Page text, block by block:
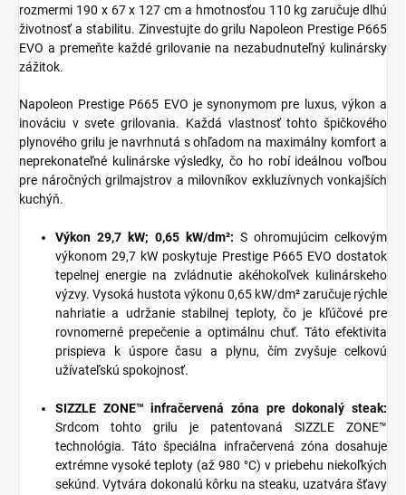
rozmermi 190 x 67 x 127 cm a hmotnosťou 110 kg zaručuje dlhú
životnosť a stabilitu. Zinvestujte do grilu Napoleon Prestige P665
EVO a premeňte každé grilovanie na nezabudnuteľný kulinársky
zážitok.
Napoleon Prestige P665 EVO je synonymom pre luxus, výkon a
inováciu v svete grilovania. Každá vlastnosť tohto špičkového
plynového grilu je navrhnutá s ohľadom na maximálny komfort a
neprekonateľné kulinárske výsledky, čo ho robí ideálnou voľbou
pre náročných grilmajstrov a milovníkov exkluzívnych vonkajších
kuchýň.
Výkon 29,7 kW; 0,65 kW/dm²: S ohromujúcim celkovým
výkonom 29,7 kW poskytuje Prestige P665 EVO dostatok
tepelnej energie na zvládnutie akéhokoľvek kulinárskeho
výzvy. Vysoká hustota výkonu 0,65 kW/dm² zaručuje rýchle
nahriatie a udržanie stabilnej teploty, čo je kľúčové pre
rovnomerné prepečenie a optimálnu chuť. Táto efektivita
prispieva k úspore času a plynu, čím zvyšuje celkovú
užívateľskú spokojnosť.
SIZZLE ZONE™ infračervená zóna pre dokonalý steak:
Srdcom tohto grilu je patentovaná SIZZLE ZONE™
technológia. Táto špeciálna infračervená zóna dosahuje
extrémne vysoké teploty (až 980 °C) v priebehu niekoľkých
sekúnd. Vytvára dokonalú kôrku na steaku, uzatvára šťavy